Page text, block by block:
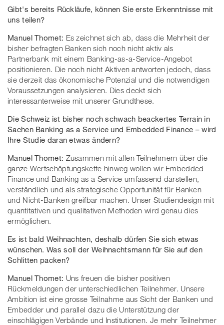
Gibt's bereits Rückläufe, können Sie erste Erkenntnisse mit
uns teilen?
Manuel Thomet: Es zeichnet sich ab, dass die Mehrheit der
bisher befragten Banken sich noch nicht aktiv als
Partnerbank mit einem Banking-as-a-Service-Angebot
positionieren. Die noch nicht Aktiven antworten jedoch, dass
sie derzeit das ökonomische Potenzial und die notwendigen
Voraussetzungen analysieren. Dies deckt sich
interessanterweise mit unserer Grundthese.
Die Schweiz ist bisher noch schwach beackertes Terrain in
Sachen Banking as a Service und Embedded Finance – wird
Ihre Studie daran etwas ändern?
Manuel Thomet: Zusammen mit allen Teilnehmern über die
ganze Wertschöpfungskette hinweg wollen wir Embedded
Finance und Banking as a Service umfassend darstellen,
verständlich und als strategische Opportunität für Banken
und Nicht-Banken greifbar machen. Unser Studiendesign mit
quantitativen und qualitativen Methoden wird genau dies
ermöglichen.
Es ist bald Weihnachten, deshalb dürfen Sie sich etwas
wünschen. Was soll der Weihnachtsmann für Sie auf den
Schlitten packen?
Manuel Thomet: Uns freuen die bisher positiven
Rückmeldungen der unterschiedlichen Teilnehmer. Unsere
Ambition ist eine grosse Teilnahme aus Sicht der Banken und
Embedder und parallel dazu die Unterstützung der
einschlägigen Verbände und Institutionen. Je mehr Teilnehmer